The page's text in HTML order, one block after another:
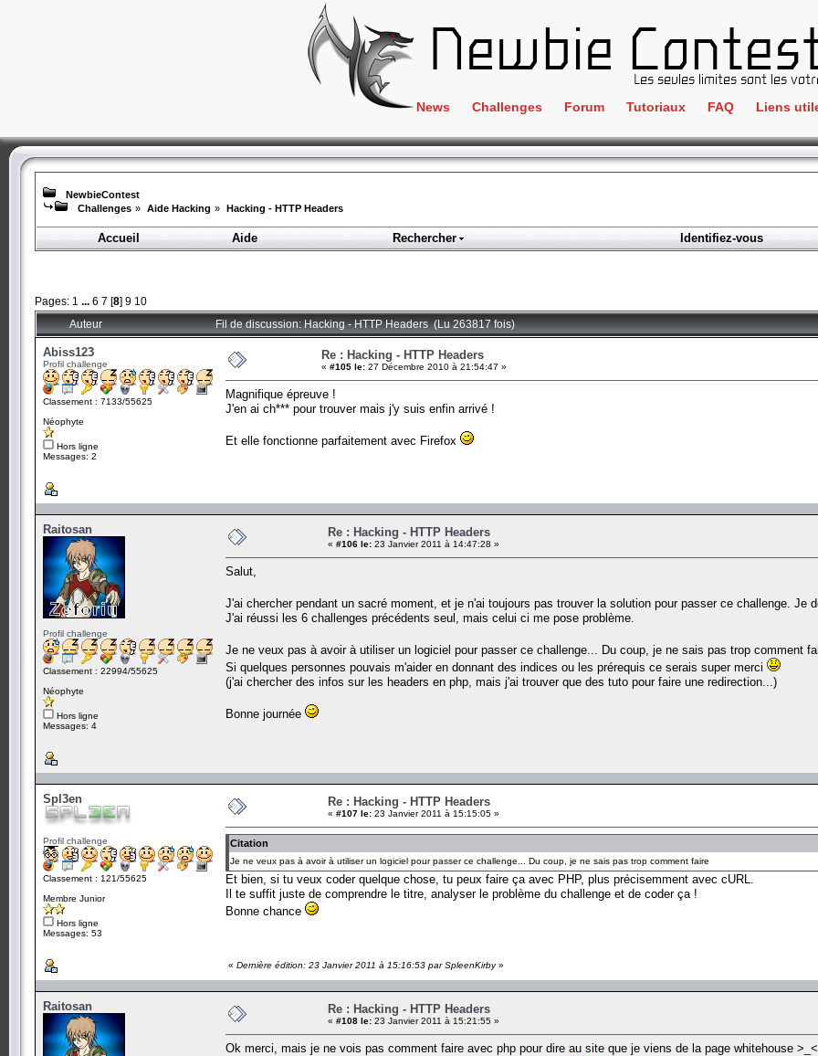
News Challenges
Crackme
ClientSide
Forensics
Programmation
Wargame
Tous les challenges
Forum Tutoriaux FAQ Liens
IRC
NewbieContest
Challenges » Aide Hacking » Hacking - HTTP Headers
Accueil
Aide Rechercher Identifiez-vous
Pages: 1 ... 6 7 [8] 9 10
Auteur Fil de discussion: Hacking - HTTP Headers (Lu 263817 fois)
Abiss123
Profil challenge
Classement : 7133/55625
Néophyte
Hors ligne
Messages: 2
Re : Hacking - HTTP Headers
« #105 le: 27 Décembre 2010 à 21:54:47 »
Magnifique épreuve !
J'en ai ch*** pour trouver mais j'y suis enfin arrivé !
Et elle fonctionne parfaitement avec Firefox
Raitosan
Profil challenge
Classement : 22994/55625
Néophyte
Hors ligne
Messages: 4
Re : Hacking - HTTP Headers
« #106 le: 23 Janvier 2011 à 14:47:28 »
Salut,
J'ai chercher pendant un sacré moment, et je n'ai toujours pas trouver la solution pour passer ce challenge. Je
J'ai réussi les 6 challenges précédents seul, mais celui ci me pose problème.
Je ne veux pas à avoir à utiliser un logiciel pour passer ce challenge... Du coup, je ne sais pas trop comment
Si quelques personnes pouvais m'aider en donnant des indices ou les prérequis ce serais super merci
(j'ai chercher des infos sur les headers en php, mais j'ai trouver que des tuto pour faire une redirection...)
Bonne journée
Spl3en
Profil challenge
Classement : 121/55625
Membre Junior
Hors ligne
Messages: 53
Re : Hacking - HTTP Headers
« #107 le: 23 Janvier 2011 à 15:15:05 »
Citation
Je ne veux pas à avoir à utiliser un logiciel pour passer ce challenge... Du coup, je ne sais pas trop comment faire
Et bien, si tu veux coder quelque chose, tu peux faire ça avec PHP, plus précisemment avec cURL.
Il te suffit juste de comprendre le titre, analyser le problème du challenge et de coder ça !
Bonne chance
« Dernière édition: 23 Janvier 2011 à 15:16:53 par SpleenKirby»
Raitosan Re : Hacking - HTTP Headers
« #108 le: 23 Janvier 2011 à 15:21:55 »
Ok merci, mais je ne vois pas comment faire avec php pour dire au site que je viens de la page whitehouse >_<